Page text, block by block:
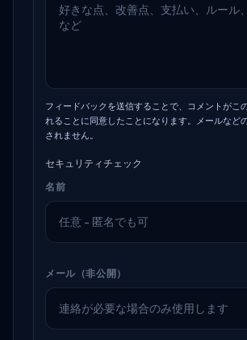
フィードバックを送信することで、コメントがこ
れることに同意したことになります。メールなど
されません。
セキュリティチェック
名前
メール（非公開）